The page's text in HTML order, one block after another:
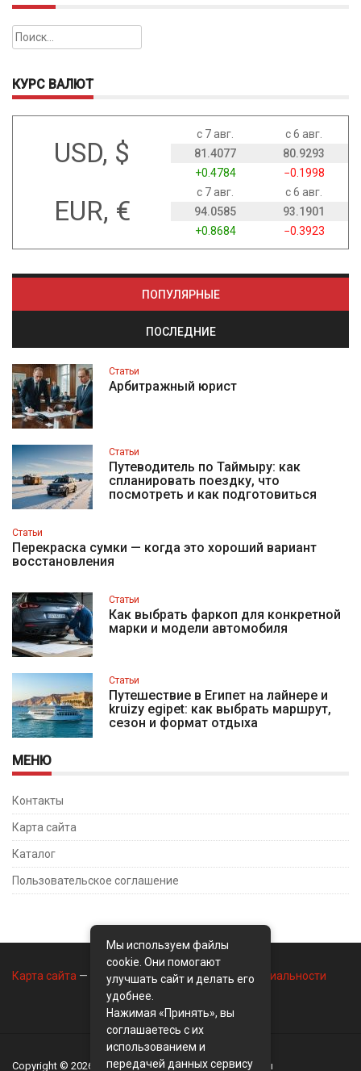
Найти:
КУРС ВАЛЮТ
USD, $
с 7 авг.
с 6 авг.
81.4077
80.9293
+0.4784
−0.1998
EUR, €
с 7 авг.
с 6 авг.
94.0585
93.1901
+0.8684
−0.3923
ПОПУЛЯРНЫЕ
ПОСЛЕДНИЕ
Статьи
Арбитражный юрист
Статьи
Путеводитель по Таймыру: как
спланировать поездку, что
посмотреть и как подготовиться
Статьи
Перекраска сумки — когда это хороший вариант
восстановления
Статьи
Как выбрать фаркоп для конкретной
марки и модели автомобиля
Статьи
Путешествие в Египет на лайнере и
kruizy egipet: как выбрать маршрут,
сезон и формат отдыха
МЕНЮ
Контакты
Карта сайта
Каталог
Пользовательское соглашение
Карта сайта — Контакты— Политика конфиденциальности
Copyright © 2026 BusinessMix- Экономика и финансы
Мы используем файлы
cookie. Они помогают
улучшать сайт и делать его
удобнее.
Нажимая «Принять», вы
соглашаетесь с их
использованием и
передачей данных сервису